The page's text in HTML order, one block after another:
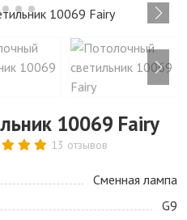
10069 Fairy
13 отзывов
Сменная лампа
G9